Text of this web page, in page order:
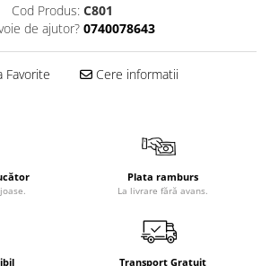
Cod Produs: C801
de ajutor? 0740078643
Favorite Cere informatii
Plata ramburs
La livrare fără avans.
Transport Gratuit